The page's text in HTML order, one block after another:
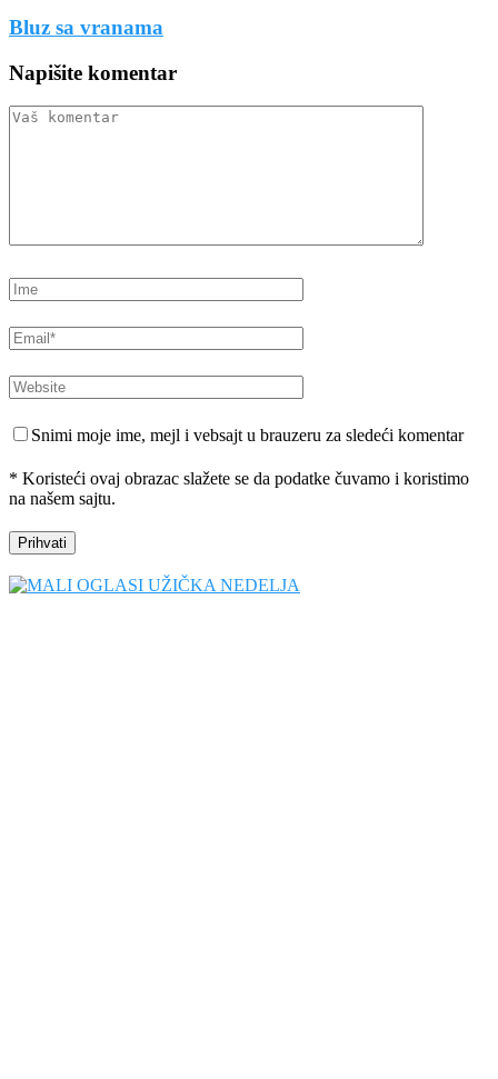
Bluz sa vranama
Napišite komentar
Snimi moje ime, mejl i vebsajt u brauzeru za sledeći komentar
* Koristeći ovaj obrazac slažete se da podatke čuvamo i koristimo
na našem sajtu.